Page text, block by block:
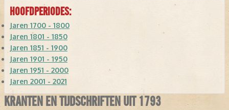
HOOFDPERIODES:
Jaren 1700 - 1800
Jaren 1801 - 1850
Jaren 1851 - 1900
Jaren 1901 - 1950
Jaren 1951 - 2000
Jaren 2001 - 2021
KRANTEN EN TIJDSCHRIFTEN UIT 1793